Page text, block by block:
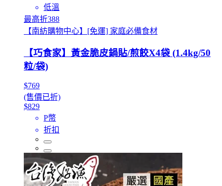
低溫
最高折388
【南紡購物中心】[免運] 家庭必備食材
【巧食家】黃金脆皮鍋貼/煎餃X4袋 (1.4kg/50
粒/袋)
$769
(售價已折)
$829
P幣
折扣